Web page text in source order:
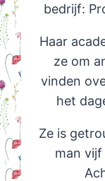
bedrijf:
Haar
ze om
vinden
het
Ze is
man